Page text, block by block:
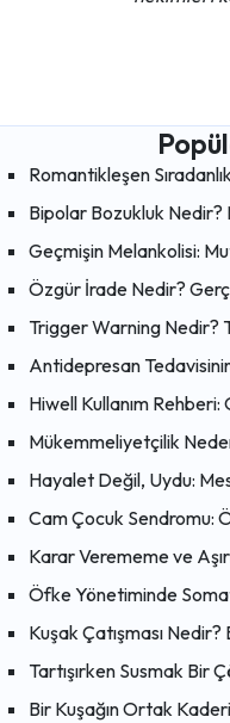
Antidepresan
Bir Kuşağın Ortak